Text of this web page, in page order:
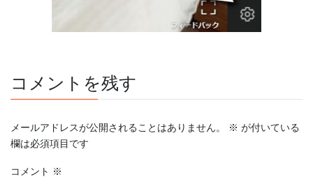
コメントを残す
メールアドレスが公開されることはありません。 ※ が付いている
欄は必須項目です
コメント ※